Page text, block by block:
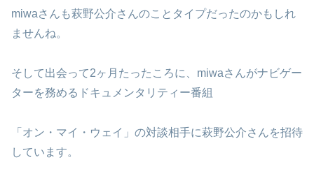
miwaさんも萩野公介さんのことタイプだったのかもしれ
ませんね。
そして出会って2ヶ月たったころに、miwaさんがナビゲー
ターを務めるドキュメンタリティー番組
「オン・マイ・ウェイ」の対談相手に萩野公介さんを招待
しています。